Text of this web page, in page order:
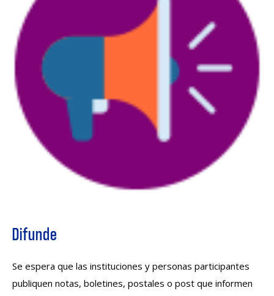
Difunde
Se espera que las instituciones y personas participantes
publiquen notas, boletines, postales o post que informen